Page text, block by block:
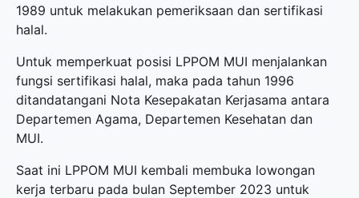
1989 untuk melakukan pemeriksaan dan sertifikasi
halal.
Untuk memperkuat posisi LPPOM MUI menjalankan
fungsi sertifikasi halal, maka pada tahun 1996
ditandatangani Nota Kesepakatan Kerjasama antara
Departemen Agama, Departemen Kesehatan dan
MUI.
Saat ini LPPOM MUI kembali membuka lowongan
kerja terbaru pada bulan September 2023 untuk